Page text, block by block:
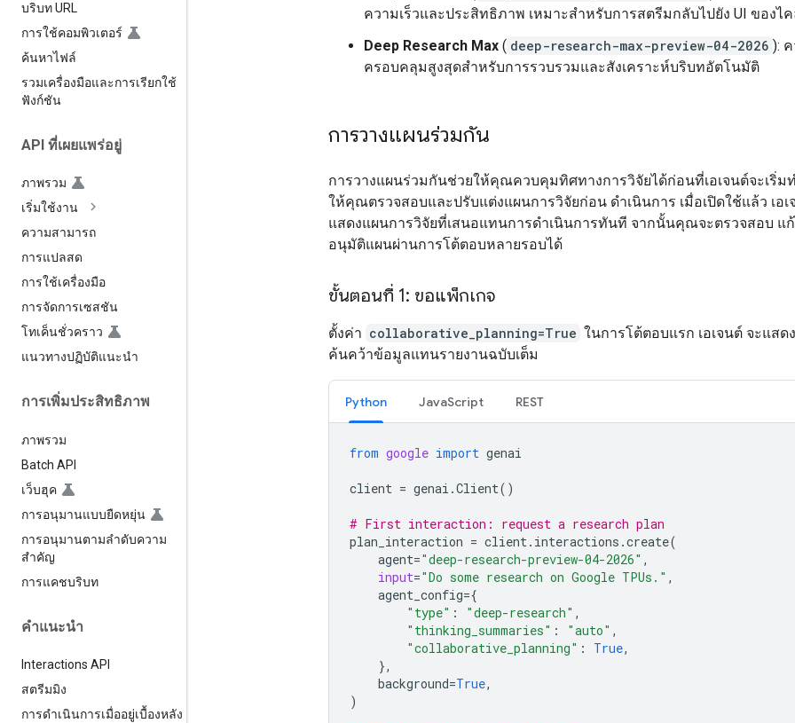
บริบท URL
การใช้คอมพิวเตอร์
ค้นหาไฟล์
รวมเครื่องมือและการเรียกใช้
ฟังก์ชัน
API ที่เผยแพร่อยู่
ภาพรวม
เริ่มใช้งาน
ความสามารถ
การแปลสด
การใช้เครื่องมือ
การจัดการเซสชัน
โทเค็นชั่วคราว
แนวทางปฏิบัติแนะนำ
การเพิ่มประสิทธิภาพ
ภาพรวม
Batch API
เว็บฮุค
การอนุมานแบบยืดหยุ่น
การอนุมานตามลำดับความ
สำคัญ
การแคชบริบท
คำแนะนำ
Interactions API
สตรีมมิง
การดำเนินการเมื่ออยู่เบื้องหลัง
ความเร็วและประสิทธิภาพ เหมาะสำหรับการสตรีมกลับไปยัง UI ของไ
Deep Research Max ( deep-research-max-preview-04-2026 ):
ครอบคลุมสูงสุดสำหรับการรวบรวมและสังเคราะห์บริบทอัตโนมัติ
การวางแผนร่วมกัน
การวางแผนร่วมกันช่วยให้คุณควบคุมทิศทางการวิจัยได้ก่อนที่เอเจนต์จะเริ่ม
ให้คุณตรวจสอบและปรับแต่งแผนการวิจัยก่อน ดำเนินการ เมื่อเปิดใช้แล้ว เอเ
แสดงแผนการวิจัยที่เสนอแทนการดำเนินการทันที จากนั้นคุณจะตรวจสอบ แ
อนุมัติแผนผ่านการโต้ตอบหลายรอบได้
ขั้นตอนที่ 1: ขอแพ็กเกจ
ตั้งค่า collaborative_planning=True ในการโต้ตอบแรก เอเจนต์ จะแสด
ค้นคว้าข้อมูลแทนรายงานฉบับเต็ม
Python JavaScript REST
from google import genai
client = genai .Client()
# First interaction: request a research plan
plan_interaction = client. interactions .create(
agent="deep-research-preview-04-2026" ,
input="Do some research on Google TPUs." ,
agent_config={
"type" : "deep-research" ,
"thinking_summaries" : "auto" ,
"collaborative_planning" : True,
},
background=True,
)